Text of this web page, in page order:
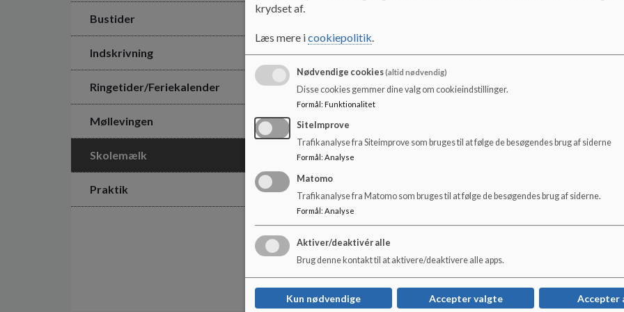
Bustider
Indskrivning
Ringetider/Feriekalender
Møllevingen
Skolemælk
Praktik
Mere end 100.000 børn får hver dag frisk, kold
Skal dit barn også have skolemælk? Så bestil nemt og
Skolemælk er en abonnementsordning. Det betyder, at
indtil du en dag måtte afmelde dit abonnement.
Som abonnent får du meget mere end mælk:
• Madpakketips på e-mail
• Sjove klistermærker
• Klassen, lærerne, pædagogerne mm. kan søge midler
krydset af.
Læs mere icookiepolitik.
Nødvendige cookies(altid nødvendig)
Disse cookies gemmer dine valg om cookieindstillinger.
Formål: Funktionalitet
SiteImprove
Trafikanalyse fra Siteimprove som bruges til at følge de besøgendes brug af siderne
Formål : Analyse
Matomo
Trafikanalyse fra Matomo som bruges til at følge de besøgendes brug af siderne.
Formål : Analyse
Aktiver/deaktivér alle
Brug denne kontakt til at aktivere/deaktivere alle apps.
Kun nødvendige Accepter valgte Accepter